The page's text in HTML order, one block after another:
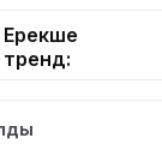
Ерекше
тренд:
сатып